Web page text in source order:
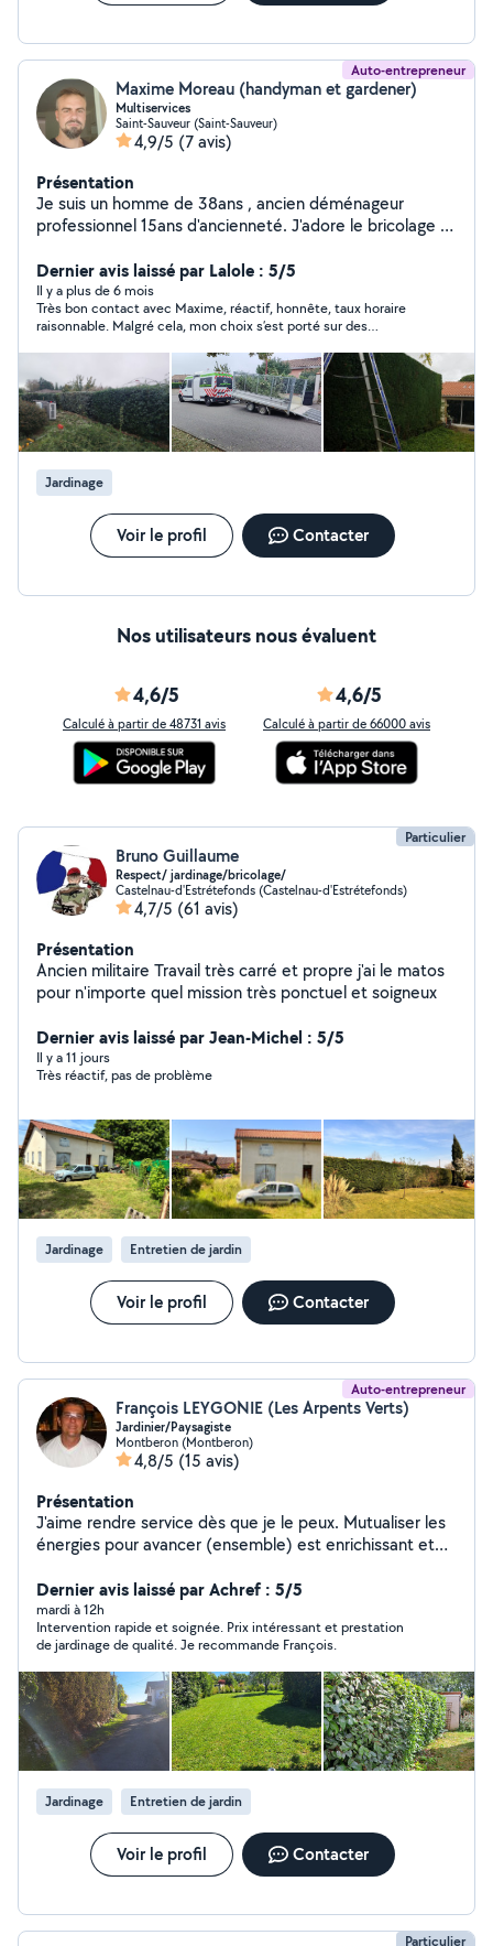
Auto-entrepreneur
Maxime Moreau (handyman et gardener)
Multiservices
Saint-Sauveur (Saint-Sauveur)
4,9/5 (7 avis)
Présentation
Je suis un homme de 38ans , ancien déménageur
professionnel 15ans d'ancienneté. J'adore le bricolage et
multiservices . Je suis minutieux, a l'écoute, calme et
appliqué dans mes actions . J'aime créé des choses à
partir de bois de palettes . Au plaisir de vous rencontré
Maxime
Dernier avis laissé par Lalole : 5/5
Il y a plus de 6 mois
Très bon contact avec Maxime, réactif, honnête, taux horaire
raisonnable. Malgré cela, mon choix s’est porté sur des
Jardinage
Voir le profil Contacter
Nos utilisateurs nous évaluent
4,6/5
Calculé à partir de 48731 avis
4,6/5
Calculé à partir de 66000 avis
Particulier
Bruno Guillaume
Respect/ jardinage/bricolage/
Castelnau-d'Estrétefonds (Castelnau-d'Estrétefonds)
4,7/5 (61 avis)
Présentation
Ancien militaire Travail très carré et propre j'ai le matos
pour n'importe quel mission très ponctuel et soigneux
Dernier avis laissé par Jean-Michel : 5/5
Il y a 11 jours
Très réactif, pas de problème
Jardinage Entretien de jardin
Voir le profil Contacter
Auto-entrepreneur
François LEYGONIE (Les Arpents Verts)
Jardinier/Paysagiste
Montberon (Montberon)
4,8/5 (15 avis)
Présentation
J'aime rendre service dès que je le peux. Mutualiser les
énergies pour avancer (ensemble) est enrichissant et
compétences et ma disponibilité pour un
accompagnement dans la gestion de votre extérieur. Je
reste à votre disposition
Dernier avis laissé par Achref : 5/5
mardi à 12h
Intervention rapide et soignée. Prix intéressant et prestation
de jardinage de qualité. Je recommande François.
Jardinage Entretien de jardin
Voir le profil Contacter
Particulier